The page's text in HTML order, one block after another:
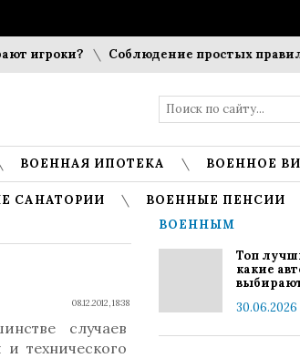
игроки? Соблюдение простых правил
ВОЕННАЯ ИПОТЕКА ВОЕННОЕ
САНАТОРИИ
ВОЕННЫЕ ПЕНСИИ
08.12.2012, 18:38
случаев
технического
ВОЕННЫМ
Топ
какие
30.06.2026